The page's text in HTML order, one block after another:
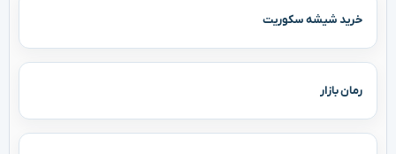
خرید شیشه سکوریت
رمان بازار